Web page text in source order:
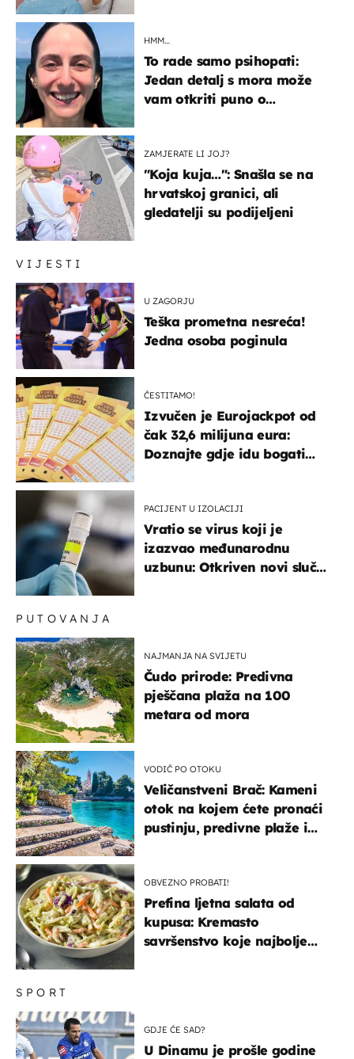
VIJESTI
U ZAGORJU
Teška prometna nesreća!
Jedna osoba poginula
ČESTITAMO!
Izvučen je Eurojackpot od
čak 32,6 milijuna eura:
Doznajte gdje idu bogati
PACIJENT U IZOLACIJI
Vratio se virus koji je
izazvao međunarodnu
uzbunu: Otkriven novi slučaj
HMM…
To rade samo psihopati:
Jedan detalj s mora može
vam otkriti puno o
ZAMJERATE LI JOJ?
"Koja kuja…": Snašla se na
hrvatskoj granici, ali
gledatelji su podijeljeni
SPORT
GDJE ĆE SAD?
U Dinamu je prošle godine
PUTOVANJA
NAJMANJA NA SVIJETU
Čudo prirode: Predivna
pješčana plaža na 100
metara od mora
VODIČ PO OTOKU
Veličanstveni Brač: Kameni
otok na kojem ćete pronaći
pustinju, predivne plaže i
OBVEZNO PROBATI!
Prefina ljetna salata od
kupusa: Kremasto
savršenstvo koje najbolje